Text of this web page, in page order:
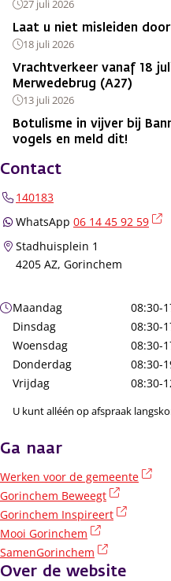
Laat u niet misleiden
27 juli 2026
Vrachtverkeer vanaf 18
Merwedebrug (A27)
18 juli 2026
Botulisme in vijver bij
vogels en meld dit!
13 juli 2026
Contact
140183
WhatsApp 06 14 45 92 59
Stadhuisplein 1
4205 AZ, Gorinchem
Openingstijden
Maandag
08:30-
Dinsdag
08:30-
Woensdag
08:30-
Donderdag
08:30-
Vrijdag
08:30-
U kunt alléén op afspraak
Ga naar
Werken voor de gemeente
Gorinchem Beweegt
Gorinchem Inspireert
Mooi Gorinchem
SamenGorinchem
Over de website